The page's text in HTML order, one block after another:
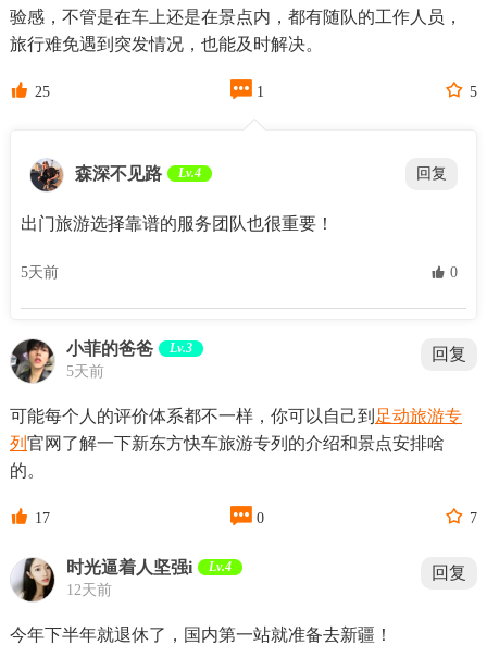
验感，不管是在车上还是在景点内，都有随队的工作人员，
旅行难免遇到突发情况，也能及时解决。
 25  1  5
森深不见路 Lv.4 回复
出门旅游选择靠谱的服务团队也很重要！
5天前  0
小菲的爸爸 Lv.3
5天前
回复
可能每个人的评价体系都不一样，你可以自己到 足动旅游专
列 官网了解一下新东方快车旅游专列的介绍和景点安排啥
的。
 17  0  7
时光逼着人坚强i Lv.4
12天前
回复
今年下半年就退休了，国内第一站就准备去新疆！